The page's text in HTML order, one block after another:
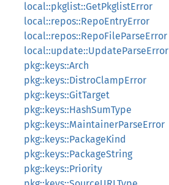
local::pkglist::GetPkglistError
local::repos::RepoEntryError
local::repos::RepoFileParseError
local::update::UpdateParseError
pkg::keys::Arch
pkg::keys::DistroClampError
pkg::keys::GitTarget
pkg::keys::HashSumType
pkg::keys::MaintainerParseError
pkg::keys::PackageKind
pkg::keys::PackageString
pkg::keys::Priority